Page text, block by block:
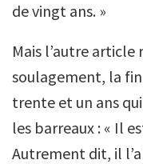
de vingt ans. »
Mais l’autre
soulagement, la
trente et un ans
les barreaux : « Il
Autrement dit, il